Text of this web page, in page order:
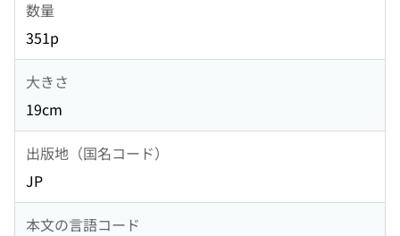
数量
351p
大きさ
19cm
出版地（国名コード）
JP
本文の言語コード